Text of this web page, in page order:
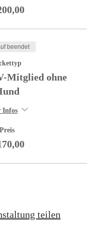
beendet
Mitglied ohne
Infos
Preis
teilen